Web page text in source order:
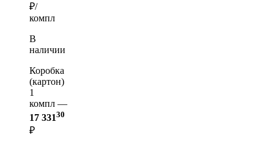
₽/
компл
В
наличии
Коробка
(картон)
1
компл —
17 33130
₽